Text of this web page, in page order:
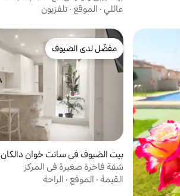
عائلي · الموقع · تلفزيون
مفضّل لدى الضيوف
مفضّل لدى الضيوف
بيت الضيوف في سانت خوان دالكان
ت
شقة فاخرة صغيرة في المركز
القيمة · الموقع · الراحة